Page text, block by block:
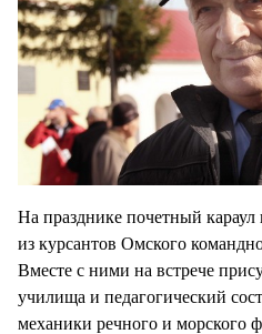
На празднике почетный караул
из курсантов Омского
Вместе с ними на встрече
училища и педагогический
механики речного и морского